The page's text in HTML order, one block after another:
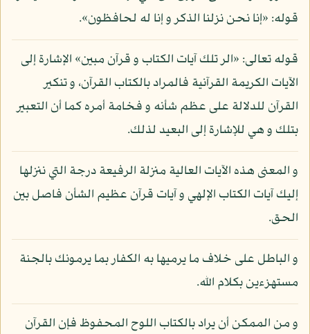
قوله: «إنا نحن نزلنا الذكر و إنا له لحافظون».
قوله تعالى: «الر تلك آيات الكتاب و قرآن مبين» الإشارة إلى
الآيات الكريمة القرآنية فالمراد بالكتاب القرآن، و تنكير
القرآن للدلالة على عظم شأنه و فخامة أمره كما أن التعبير
بتلك و هي للإشارة إلى البعيد لذلك.
و المعنى هذه الآيات العالية منزلة الرفيعة درجة التي ننزلها
إليك آيات الكتاب الإلهي و آيات قرآن عظيم الشأن فاصل بين
الحق.
و الباطل على خلاف ما يرميها به الكفار بما يرمونك بالجنة
مستهزءين بكلام الله.
و من الممكن أن يراد بالكتاب اللوح المحفوظ فإن القرآن